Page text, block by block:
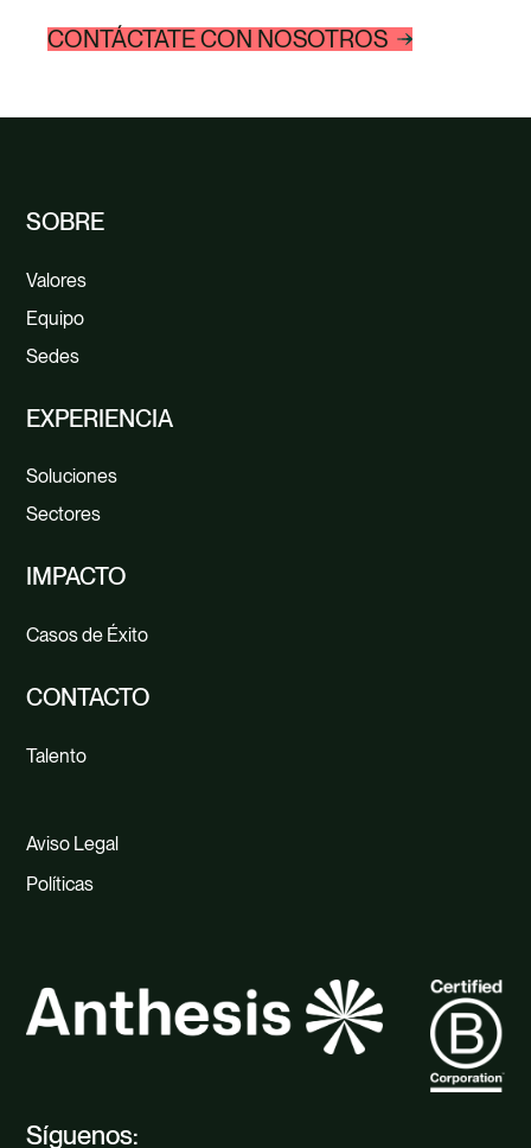
CONTÁCTATE CON NOSOTROS
Síguenos:
SOBRE
Valores
Equipo
Sedes
EXPERIENCIA
Soluciones
Sectores
IMPACTO
Casos de Éxito
CONTACTO
Talento
Aviso Legal
Políticas